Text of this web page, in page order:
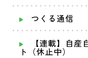
つくる通信
【連載】自
ト（休止中）